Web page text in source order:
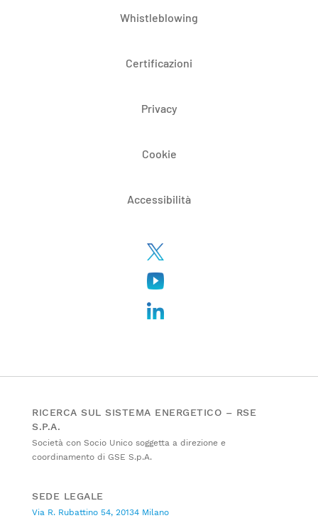
Whistleblowing
Certificazioni
Privacy
Cookie
Accessibilità
RICERCA SUL SISTEMA ENERGETICO – RSE
S.P.A.
Società con Socio Unico soggetta a direzione e
coordinamento di GSE S.p.A.
SEDE LEGALE
Via R. Rubattino 54, 20134 Milano